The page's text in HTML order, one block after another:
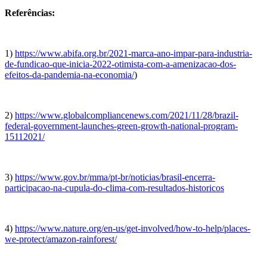
Referências:
1) https://www.abifa.org.br/2021-marca-ano-impar-para-industria-
de-fundicao-que-inicia-2022-otimista-com-a-amenizacao-dos-
efeitos-da-pandemia-na-economia/)
2) https://www.globalcompliancenews.com/2021/11/28/brazil-
federal-government-launches-green-growth-national-program-
15112021/
3) https://www.gov.br/mma/pt-br/noticias/brasil-encerra-
participacao-na-cupula-do-clima-com-resultados-historicos
4) https://www.nature.org/en-us/get-involved/how-to-help/places-
we-protect/amazon-rainforest/